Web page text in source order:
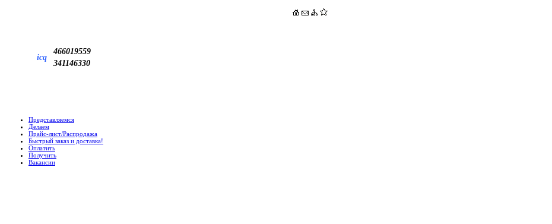
icq
466019559
341146330
Представляемся
Делаем
Прайс-лист/Распродажа
Быстрый заказ и доставка!
Оплатить
Получить
Вакансии